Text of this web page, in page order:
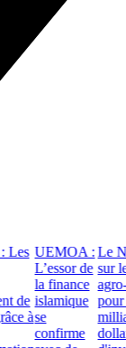
de
à
UEMOA :
L’essor de
la finance
islamique
se
confirme
Le
sur
agro-
pour